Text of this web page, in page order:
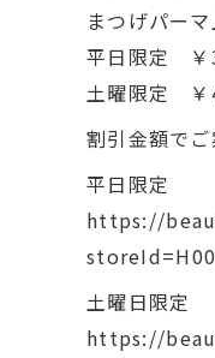
まつげパー
平日限定
土曜限定
割引金額でご
平日限定
https://
土曜日限定
https://